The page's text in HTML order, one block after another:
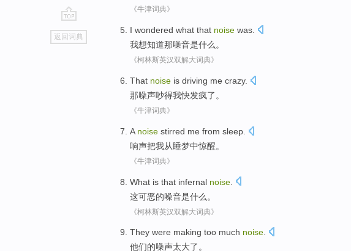
go
top
返回词典
《牛津词典》
I wondered what that noise was
我想知道那噪音是什么。
《柯林斯英汉双解大词典》
That noise is driving me crazy.
那噪声吵得我快发疯了 。
《牛津词典》
A noise stirred me from sleep
响声把我从睡梦中惊醒。
《牛津词典》
What is that infernal noise
这可恶的噪音是什么 。
《柯林斯英汉双解大词典》
They were making too much noise.
他们的噪声太大了。